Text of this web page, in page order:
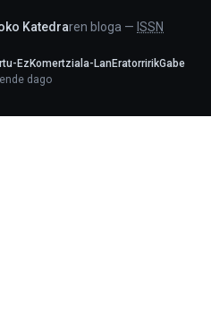
Katedraren bloga — ISSN
EzKomertziala-LanEratorririkGabe
dago